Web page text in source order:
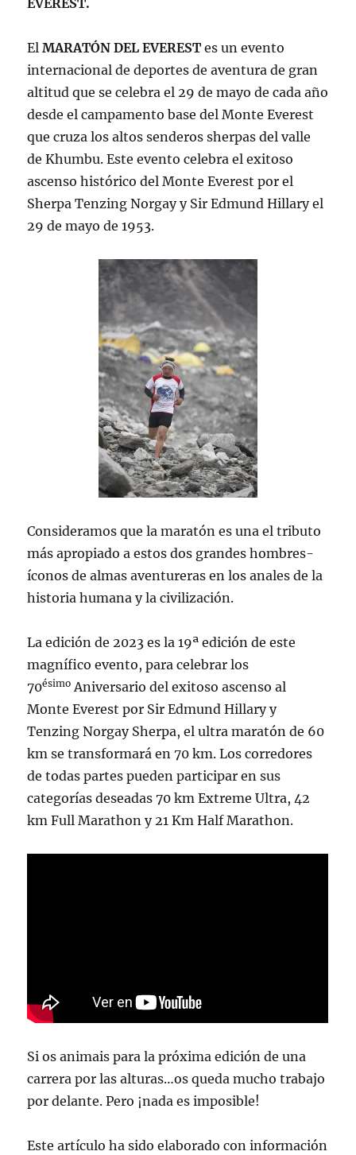
El MARATÓN DEL EVERESTes un evento
internacional de deportes de aventura de gran
altitud que se celebra el 29 de mayo de cada año
desde el campamento base del Monte Everest
que cruza los altos senderos sherpas del valle
de Khumbu. Este evento celebra el exitoso
ascenso histórico del Monte Everest por el
Sherpa Tenzing Norgay y Sir Edmund Hillary el
29 de mayo de 1953.
Consideramos que la maratón es una el tributo
más apropiado a estos dos grandes hombres-
íconos de almas aventureras en los anales de la
historia humana y la civilización.
La edición de 2023 es la 19ª edición de este
magnífico evento, para celebrar los
70ésimo Aniversario del exitoso ascenso al
Monte Everest por Sir Edmund Hillary y
Tenzing Norgay Sherpa, el ultra maratón de 60
km se transformará en 70 km. Los corredores
de todas partes pueden participar en sus
categorías deseadas 70 km Extreme Ultra, 42
km Full Marathon y 21 Km Half Marathon.
Si os animais para la próxima edición de una
carrera por las alturas…os queda mucho trabajo
por delante. Pero ¡nada es imposible!
Este artículo ha sido elaborado con información